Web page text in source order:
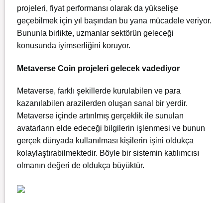
projeleri, fiyat performansı olarak da yükselişe
geçebilmek için yıl başından bu yana mücadele veriyor.
Bununla birlikte, uzmanlar sektörün geleceği
konusunda iyimserliğini koruyor.
Metaverse Coin projeleri gelecek vadediyor
Metaverse, farklı şekillerde kurulabilen ve para
kazanılabilen arazilerden oluşan sanal bir yerdir.
Metaverse içinde artırılmış gerçeklik ile sunulan
avatarların elde edeceği bilgilerin işlenmesi ve bunun
gerçek dünyada kullanılması kişilerin işini oldukça
kolaylaştırabilmektedir. Böyle bir sistemin katılımcısı
olmanın değeri de oldukça büyüktür.